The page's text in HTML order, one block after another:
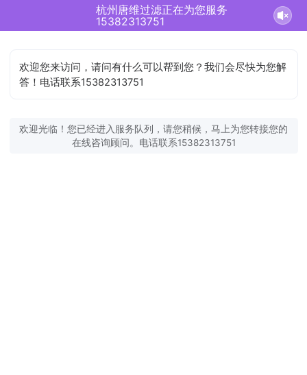
杭州唐维过滤正在为您服务
15382313751
欢迎您来访问，请问有什么可以帮到您？我们会尽快为您解
答！电话联系15382313751
欢迎光临！您已经进入服务队列，请您稍候，马上为您转接您的
在线咨询顾问。电话联系15382313751